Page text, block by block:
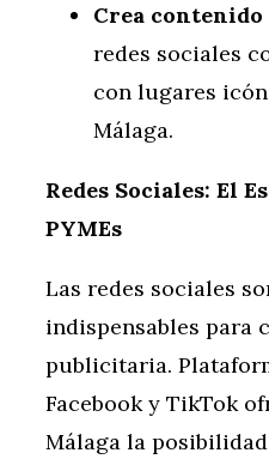
Crea
redes sociales
con lugares
Málaga.
Redes Sociales: El
PYMEs
Las redes sociales
indispensables para
publicitaria.
Facebook y TikTok
Málaga la